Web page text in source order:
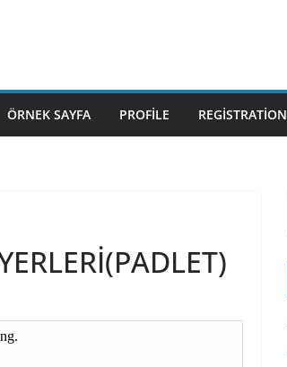
ÖRNEK SAYFA PROFILE REGISTRATION